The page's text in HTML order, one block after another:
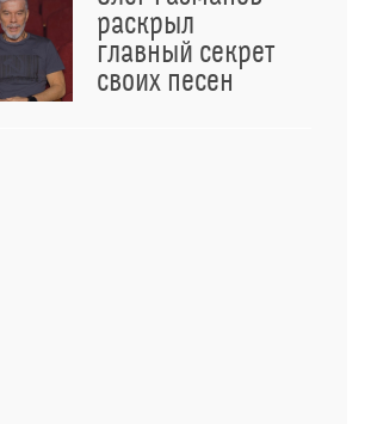
раскрыл
главный секрет
своих песен